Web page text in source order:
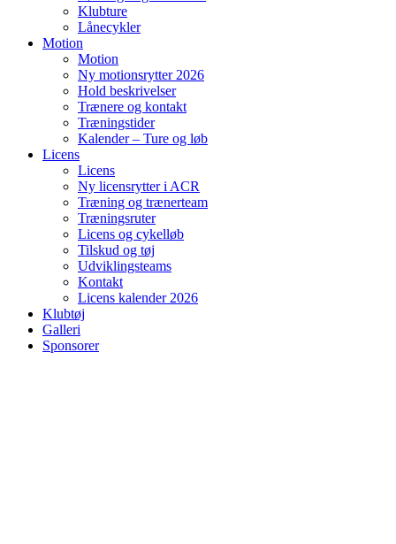
Klubture
Lånecykler
Motion
Motion
Ny motionsrytter 2026
Hold beskrivelser
Trænere og kontakt
Træningstider
Kalender – Ture og løb
Licens
Licens
Ny licensrytter i ACR
Træning og trænerteam
Træningsruter
Licens og cykelløb
Tilskud og tøj
Udviklingsteams
Kontakt
Licens kalender 2026
Klubtøj
Galleri
Sponsorer